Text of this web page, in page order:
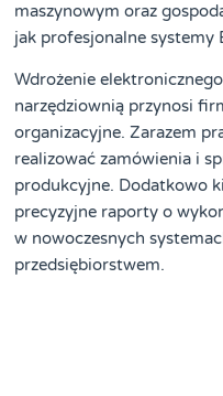
maszynowym oraz
jak profesjonalne systemy
Wdrożenie
narzędziownią przynosi
organizacyjne. Zarazem
realizować zamówienia i
produkcyjne. Dodatkowo
precyzyjne raporty o
w nowoczesnych
przedsiębiorstwem.